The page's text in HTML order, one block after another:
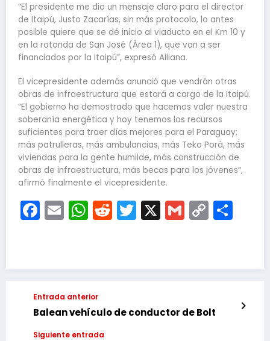
“El presidente me dio un mensaje claro para el director
de Itaipú, Justo Zacarías, sin más protocolo, lo antes
posible quiere que se dé inicio al viaducto en el Km 10 y
en la rotonda de San José (Área 1), que van a ser
financiados por la Itaipú”, expresó Alliana.
El vicepresidente además anunció que vendrán otras
obras de infraestructura que estará a cargo de la Itaipú.
“El gobierno ha demostrado que hacemos valer nuestra
soberanía energética y hoy tenemos los recursos
suficientes para traer días mejores para el Paraguay;
más patrulleras, más ambulancias, más Teko Porá, más
viviendas para la gente humilde, más construcción de
obras de infraestructura, más becas para los jóvenes”,
afirmó finalmente el vicepresidente.
Facebook
EmailWhatsApp
Reddit
Twitter
X Gmail
Copy
Entrada anterior
Balean vehículo de conductor de Bolt
Siguiente entrada